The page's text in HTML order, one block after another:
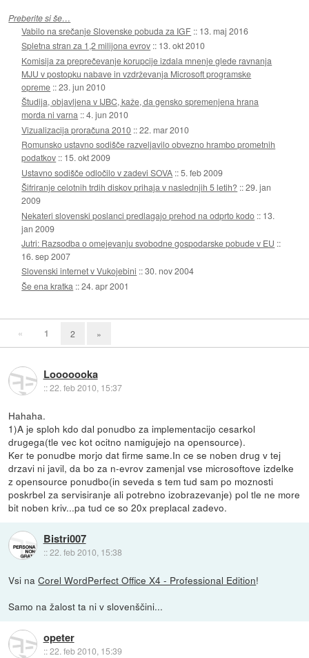
Preberite si še…
Vabilo na srečanje Slovenske pobuda za IGF :: 13. maj 2016
Spletna stran za 1,2 milijona evrov :: 13. okt 2010
Komisija za preprečevanje korupcije izdala mnenje glede ravnanja
MJU v postopku nabave in vzdrževanja Microsoft programske
opreme ::23. jun 2010
Študija, objavljena v IJBC, kaže, da gensko spremenjena hrana
morda ni varna ::4. jun 2010
Vizualizacija proračuna 2010 ::22. mar 2010
Romunsko ustavno sodišče razveljavilo obvezno hrambo prometnih
podatkov :: 15. okt 2009
Ustavno sodišče odločilo v zadevi SOVA ::5. feb 2009
Šifriranje celotnih trdih diskov prihaja v naslednjih 5 letih? ::29. jan
2009
Nekateri slovenski poslanci predlagajo prehod na odprto kodo :: 13.
jan 2009
Jutri: Razsodba o omejevanju svobodne gospodarske pobude v EU ::
16. sep 2007
Slovenski internet v Vukojebini ::30. nov 2004
Še ena kratka ::24. apr 2001
« 1 2 »
Looooooka
::22. feb 2010, 15:37
Hahaha.
1)A je sploh kdo dal ponudbo za implementacijo cesarkol
drugega(tle vec kot ocitno namigujejo na opensource).
Ker te ponudbe morjo dat firme same.In ce se noben drug v tej
drzavi ni javil, da bo za n-evrov zamenjal vse microsoftove izdelke
z opensource ponudbo(in seveda s tem tud sam po moznosti
poskrbel za servisiranje ali potrebno izobrazevanje) pol tle ne more
bit noben kriv...pa tud ce so 20x preplacal zadevo.
Bistri007
::22. feb 2010, 15:38
Vsi naCorel WordPerfect Office X4 - Professional Edition!
Samo na žalost ta ni v slovenščini...
opeter
::22. feb 2010, 15:39